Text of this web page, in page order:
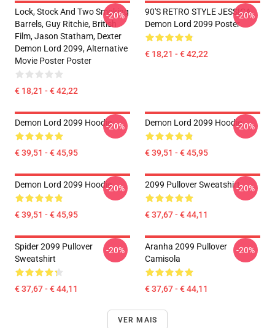
Lock, Stock And Two Smoking
Barrels, Guy Ritchie, British
Film, Jason Statham, Dexter
Demon Lord 2099, Alternative
Movie Poster Poster
€ 18,21 - € 42,22
-20%
90'S RETRO STYLE JESSICA
Demon Lord 2099 Poster
€ 18,21 - € 42,22
-20%
Demon Lord 2099 Hoodie
€ 39,51 - € 45,95
-20% Demon Lord 2099 Hoodie
€ 39,51 - € 45,95
-20%
Demon Lord 2099 Hoodie
€ 39,51 - € 45,95
-20% 2099 Pullover Sweatshirt
€ 37,67 - € 44,11
-20%
Spider 2099 Pullover
Sweatshirt
€ 37,67 - € 44,11
-20%
Aranha 2099 Pullover
Camisola
€ 37,67 - € 44,11
-20%
VER MAIS